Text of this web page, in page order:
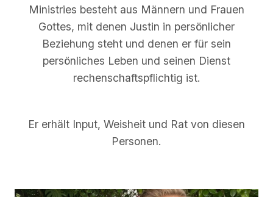
Ministries besteht aus Männern und Frauen
Gottes, mit denen Justin in persönlicher
Beziehung steht und denen er für sein
persönliches Leben und seinen Dienst
rechenschaftspflichtig ist.
Er erhält Input, Weisheit und Rat von diesen
Personen.